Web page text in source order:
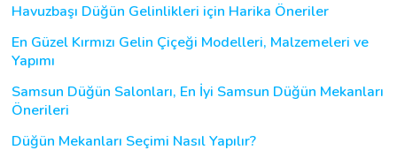
Havuzbaşı Düğün Gelinlikleri için Harika Öneriler
En Güzel Kırmızı Gelin Çiçeği Modelleri, Malzemeleri ve
Yapımı
Samsun Düğün Salonları, En İyi Samsun Düğün Mekanları
Önerileri
Düğün Mekanları Seçimi Nasıl Yapılır?